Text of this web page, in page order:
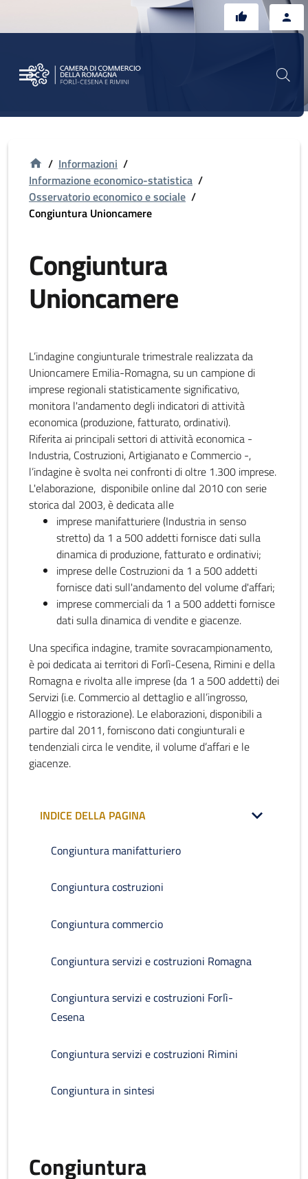
/ Informazioni /
Informazione economico-statistica /
Osservatorio economico e sociale /
Congiuntura Unioncamere
Congiuntura
Unioncamere
L’indagine congiunturale trimestrale realizzata da
Unioncamere Emilia-Romagna, su un campione di
imprese regionali statisticamente significativo,
monitora l'andamento degli indicatori di attività
economica (produzione, fatturato, ordinativi).
Riferita ai principali settori di attività economica -
Industria, Costruzioni, Artigianato e Commercio -,
l’indagine è svolta nei confronti di oltre 1.300 imprese.
L'elaborazione, disponibile online dal 2010 con serie
storica dal 2003, è dedicata alle
imprese manifatturiere (Industria in senso
stretto) da 1 a 500 addetti fornisce dati sulla
dinamica di produzione, fatturato e ordinativi;
imprese delle Costruzioni da 1 a 500 addetti
fornisce dati sull'andamento del volume d'affari;
imprese commerciali da 1 a 500 addetti fornisce
dati sulla dinamica di vendite e giacenze.
Una specifica indagine, tramite sovracampionamento,
è poi dedicata ai territori di Forlì-Cesena, Rimini e della
Romagna e rivolta alle imprese (da 1 a 500 addetti) dei
Servizi (i.e. Commercio al dettaglio e all’ingrosso,
Alloggio e ristorazione). Le elaborazioni, disponibili a
partire dal 2011, forniscono dati congiunturali e
tendenziali circa le vendite, il volume d’affari e le
giacenze.
INDICE DELLA PAGINA
Congiuntura manifatturiero
Congiuntura costruzioni
Congiuntura commercio
Congiuntura servizi e costruzioni Romagna
Congiuntura servizi e costruzioni Forlì-
Cesena
Congiuntura servizi e costruzioni Rimini
Congiuntura in sintesi
Congiuntura